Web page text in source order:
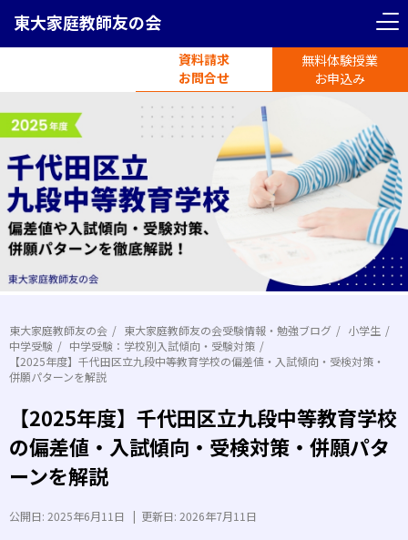
東大家庭教師友の会
資料請求
お問合せ
無料体験授業
お申込み
東大家庭教師友の会 東大家庭教師友の会受験情報・勉強ブログ
小学生
中学受験
中学受験：学校別入試傾向・受験対策
【2025年度】千代田区立九段中等教育学校の偏差値・入試傾向・受検対策・
併願パターンを解説
【2025年度】千代田区立九段中等教育学校
の偏差値・入試傾向・受検対策・併願パタ
ーンを解説
公開日: 2025年6月11日 | 更新日: 2026年7月11日